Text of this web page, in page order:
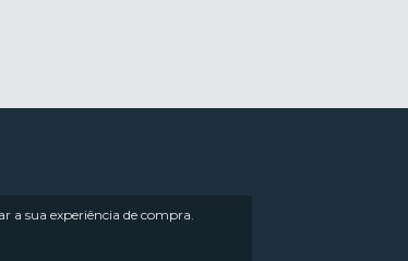
a sua experiência de compra.